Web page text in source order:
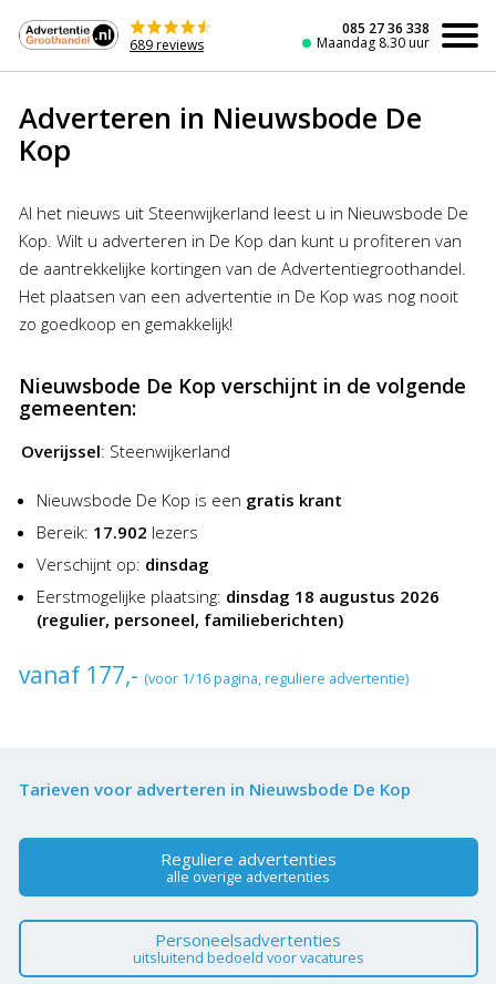
de
inhoud
689 reviews
085 27 36 338
Maandag 8.30 uur
Adverteren in Nieuwsbode De
Kop
Al het nieuws uit Steenwijkerland leest u in Nieuwsbode De
Kop. Wilt u adverteren in De Kop dan kunt u profiteren van
de aantrekkelijke kortingen van de Advertentiegroothandel.
Het plaatsen van een advertentie in De Kop was nog nooit
zo goedkoop en gemakkelijk!
Nieuwsbode De Kop verschijnt in de volgende
gemeenten:
Overijssel: Steenwijkerland
Nieuwsbode De Kop is een gratis krant
Bereik: 17.902 lezers
Verschijnt op: dinsdag
Eerstmogelijke plaatsing: dinsdag 18 augustus 2026
(regulier, personeel, familieberichten)
vanaf 177,- (voor 1/16 pagina, reguliere advertentie)
Tarieven voor adverteren in Nieuwsbode De Kop
Reguliere advertenties
alle overige advertenties
Personeelsadvertenties
uitsluitend bedoeld voor vacatures